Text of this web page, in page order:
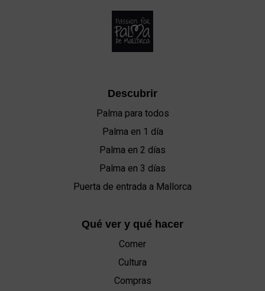
Descubrir
Palma para todos
Palma en 1 día
Palma en 2 días
Palma en 3 días
Puerta de entrada a Mallorca
Qué ver y qué hacer
Comer
Cultura
Compras